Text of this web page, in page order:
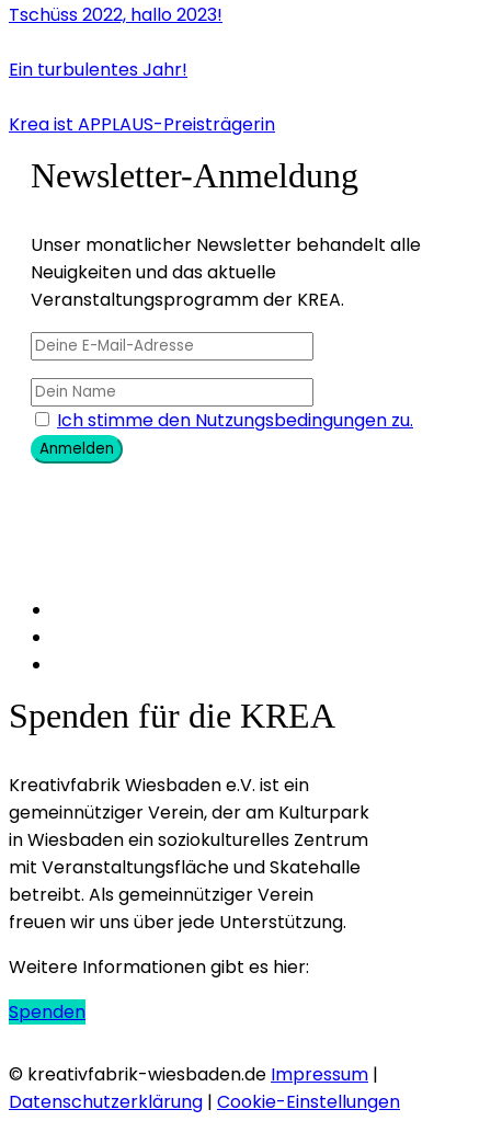
Tschüss 2022, hallo 2023!
Ein turbulentes Jahr!
Krea ist APPLAUS-Preisträgerin
Newsletter-Anmeldung
Unser monatlicher Newsletter behandelt alle
Neuigkeiten und das aktuelle
Veranstaltungsprogramm der KREA.
Ich stimme den Nutzungsbedingungen zu.
Anmelden
Spenden für die KREA
Kreativfabrik Wiesbaden e.V. ist ein
gemeinnütziger Verein, der am Kulturpark
in Wiesbaden ein soziokulturelles Zentrum
mit Veranstaltungsfläche und Skatehalle
betreibt. Als gemeinnütziger Verein
freuen wir uns über jede Unterstützung.
Weitere Informationen gibt es hier:
Spenden
© kreativfabrik-wiesbaden.de Impressum |
Datenschutzerklärung | Cookie-Einstellungen